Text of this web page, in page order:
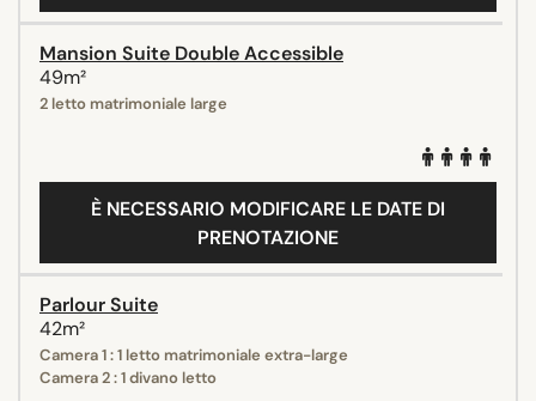
Mansion Suite Double Accessible
49m²
2 letto matrimoniale large
È NECESSARIO MODIFICARE LE DATE DI
PRENOTAZIONE
Parlour Suite
42m²
Camera 1 : 1 letto matrimoniale extra-large
Camera 2 : 1 divano letto